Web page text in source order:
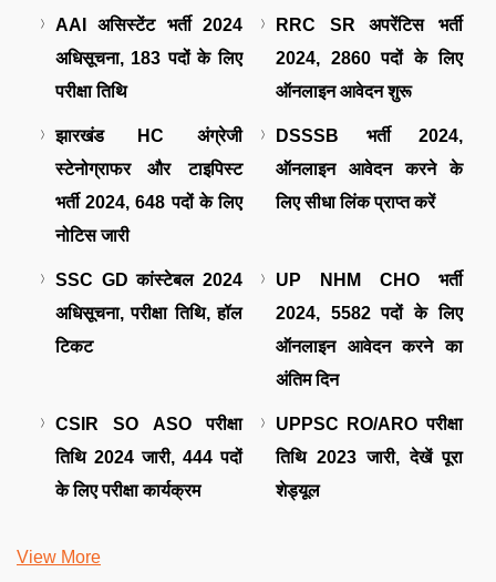
AAI असिस्टेंट भर्ती 2024
अधिसूचना, 183 पदों के लिए
परीक्षा तिथि
RRC SR अपरेंटिस भर्ती
2024, 2860 पदों के लिए
ऑनलाइन आवेदन शुरू
झारखंड HC अंग्रेजी
स्टेनोग्राफर और टाइपिस्ट
भर्ती 2024, 648 पदों के लिए
नोटिस जारी
DSSSB भर्ती 2024,
ऑनलाइन आवेदन करने के
लिए सीधा लिंक प्राप्त करें
SSC GD कांस्टेबल 2024
अधिसूचना, परीक्षा तिथि, हॉल
टिकट
UP NHM CHO भर्ती
2024, 5582 पदों के लिए
ऑनलाइन आवेदन करने का
अंतिम दिन
CSIR SO ASO परीक्षा
तिथि 2024 जारी, 444 पदों
के लिए परीक्षा कार्यक्रम
UPPSC RO/ARO परीक्षा
तिथि 2023 जारी, देखें पूरा
शेड्यूल
View More